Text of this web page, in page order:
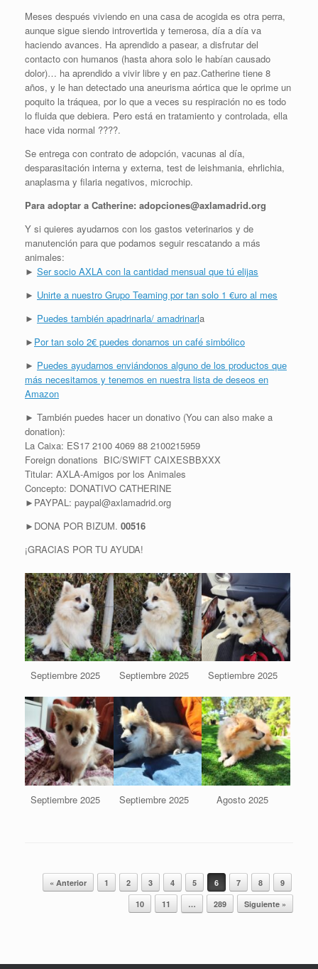
Meses después viviendo en una casa de acogida es otra perra,
aunque sigue siendo introvertida y temerosa, día a día va
haciendo avances. Ha aprendido a pasear, a disfrutar del
contacto con humanos (hasta ahora solo le habían causado
dolor)… ha aprendido a vivir libre y en paz.Catherine tiene 8
años, y le han detectado una aneurisma aórtica que le oprime un
poquito la tráquea, por lo que a veces su respiración no es todo
lo fluida que debiera. Pero está en tratamiento y controlada, ella
hace vida normal ????.
Se entrega con contrato de adopción, vacunas al día,
desparasitación interna y externa, test de leishmania, ehrlichia,
anaplasma y filaria negativos, microchip.
Para adoptar a Catherine: adopciones@axlamadrid.org
Y si quieres ayudarnos con los gastos veterinarios y de
manutención para que podamos seguir rescatando a más
animales:
► Ser socio AXLA con la cantidad mensual que tú elijas
► Unirte a nuestro Grupo Teaming por tan solo 1 €uro al mes
► Puedes también apadrinarla/ amadrinarla
► Por tan solo 2€ puedes donarnos un café simbólico
► Puedes ayudarnos enviándonos alguno de los productos que
más necesitamos y tenemos en nuestra lista de deseos en
Amazon
► También puedes hacer un donativo (You can also make a
donation):
La Caixa: ES17 2100 4069 88 2100215959
Foreign donations BIC/SWIFT CAIXESBBXXX
Titular: AXLA-Amigos por los Animales
Concepto: DONATIVO CATHERINE
►PAYPAL: paypal@axlamadrid.org
►DONA POR BIZUM. 00516
¡GRACIAS POR TU AYUDA!
Septiembre 2025 Septiembre 2025 Septiembre 2025
Septiembre 2025 Septiembre 2025 Agosto 2025
Navegador de artículos
« Anterior 1 2 3 4 5 6 7 8
9
10
11 … 289 Siguiente »